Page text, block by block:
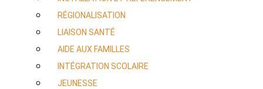
RÉGIONALISATION
LIAISON SANTÉ
AIDE AUX FAMILLES
INTÉGRATION SCOLAIRE
JEUNESSE